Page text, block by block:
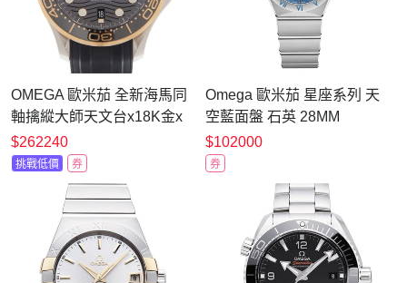
OMEGA 歐米茄 全新海馬同
軸擒縱大師天文台x18K金x
黑面橡膠x42mm
$262240
挑戰低價 券
Omega 歐米茄 星座系列 天
空藍面盤 石英 28MM
$102000
券